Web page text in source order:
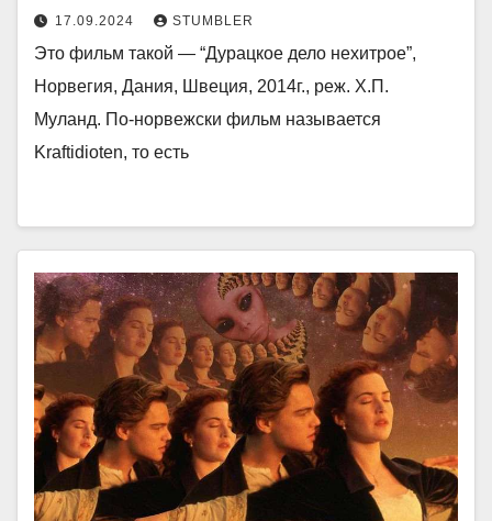
17.09.2024 STUMBLER
Это фильм такой — “Дурацкое дело нехитрое”,
Норвегия, Дания, Швеция, 2014г., реж. Х.П.
Муланд. По-норвежски фильм называется
Kraftidioten, то есть